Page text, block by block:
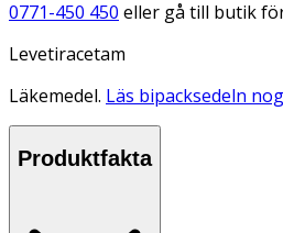
0771-450 450 eller gå till butik
Levetiracetam
Läkemedel. Läs bipacksedeln
Produktfakta